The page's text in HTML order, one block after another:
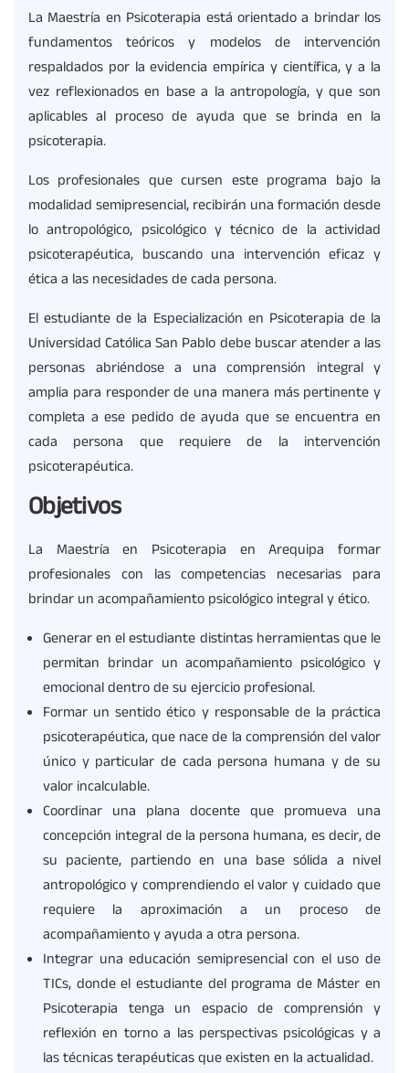
La Maestría en Psicoterapia está orientado a brindar los
fundamentos teóricos y modelos de intervención
respaldados por la evidencia empírica y científica, y a la
vez reflexionados en base a la antropología, y que son
aplicables al proceso de ayuda que se brinda en la
psicoterapia.
Los profesionales que cursen este programa bajo la
modalidad semipresencial, recibirán una formación desde
lo antropológico, psicológico y técnico de la actividad
psicoterapéutica, buscando una intervención eficaz y
ética a las necesidades de cada persona.
El estudiante de la Especialización en Psicoterapia de la
Universidad Católica San Pablo debe buscar atender a las
personas abriéndose a una comprensión integral y
amplia para responder de una manera más pertinente y
completa a ese pedido de ayuda que se encuentra en
cada persona que requiere de la intervención
psicoterapéutica.
Objetivos
La Maestría en Psicoterapia en Arequipa formar
profesionales con las competencias necesarias para
brindar un acompañamiento psicológico integral y ético.
Generar en el estudiante distintas herramientas que le
permitan brindar un acompañamiento psicológico y
emocional dentro de su ejercicio profesional.
Formar un sentido ético y responsable de la práctica
psicoterapéutica, que nace de la comprensión del valor
único y particular de cada persona humana y de su
valor incalculable.
Coordinar una plana docente que promueva una
concepción integral de la persona humana, es decir, de
su paciente, partiendo en una base sólida a nivel
antropológico y comprendiendo el valor y cuidado que
requiere la aproximación a un proceso de
acompañamiento y ayuda a otra persona.
Integrar una educación semipresencial con el uso de
TICs, donde el estudiante del programa de Máster en
Psicoterapia tenga un espacio de comprensión y
reflexión en torno a las perspectivas psicológicas y a
las técnicas terapéuticas que existen en la actualidad.